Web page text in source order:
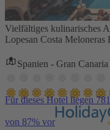
Vielfältiges kulinarisches
Lopesan Costa Meloneras
Spanien - Gran
Für dieses Hotel liegen
von 87% vor